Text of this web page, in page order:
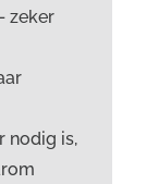
zeker
nodig is,